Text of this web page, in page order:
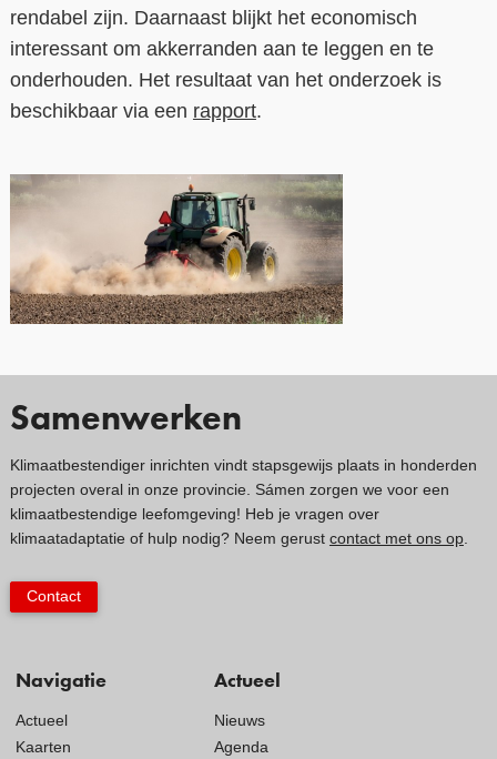
rendabel zijn. Daarnaast blijkt het economisch
interessant om akkerranden aan te leggen en te
onderhouden. Het resultaat van het onderzoek is
beschikbaar via een rapport.
Navigatie
Actueel
Kaarten
Actueel
Nieuws
Agenda
Samenwerken
Klimaatbestendiger inrichten vindt stapsgewijs plaats in honderden
projecten overal in onze provincie. Sámen zorgen we voor een
klimaatbestendige leefomgeving! Heb je vragen over
klimaatadaptatie of hulp nodig? Neem gerust contact met ons op.
Contact